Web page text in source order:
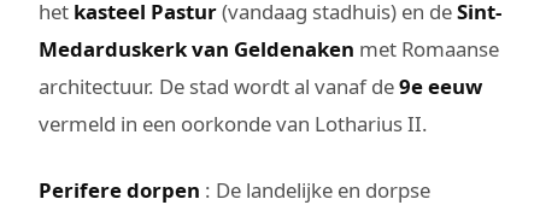
het kasteel Pastur(vandaag stadhuis) en deSint-
Medarduskerk van Geldenaken met Romaanse
architectuur. De stad wordt al vanaf de9e eeuw
vermeld in een oorkonde van Lotharius II.
Perifere dorpen : De landelijke en dorpse